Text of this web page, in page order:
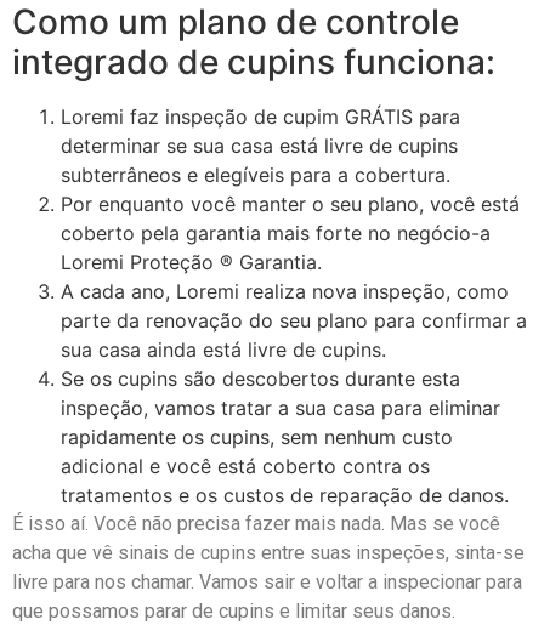
Como um plano de controle
integrado de cupins funciona:
Loremi faz inspeção de cupim GRÁTIS para
determinar se sua casa está livre de cupins
subterrâneos e elegíveis para a cobertura.
Por enquanto você manter o seu plano, você está
coberto pela garantia mais forte no negócio-a
Loremi Proteção ® Garantia.
A cada ano, Loremi realiza nova inspeção, como
parte da renovação do seu plano para confirmar a
sua casa ainda está livre de cupins.
Se os cupins são descobertos durante esta
inspeção, vamos tratar a sua casa para eliminar
rapidamente os cupins, sem nenhum custo
adicional e você está coberto contra os
tratamentos e os custos de reparação de danos.
É isso aí. Você não precisa fazer mais nada. Mas se você
acha que vê sinais de cupins entre suas inspeções, sinta-se
livre para nos chamar. Vamos sair e voltar a inspecionar para
que possamos parar de cupins e limitar seus danos.